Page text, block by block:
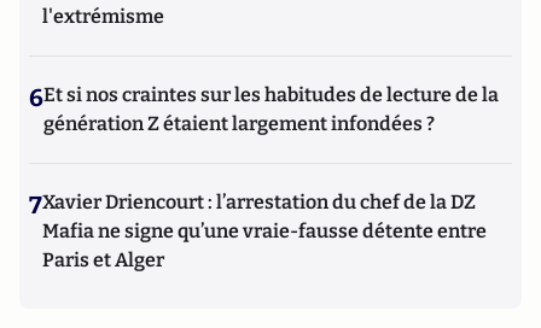
l'extrémisme
6Et si nos craintes sur les habitudes de lecture de la
génération Z étaient largement infondées ?
7Xavier Driencourt : l’arrestation du chef de la DZ
Mafia ne signe qu’une vraie-fausse détente entre
Paris et Alger